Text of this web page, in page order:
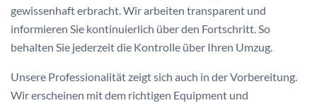
gewissenhaft erbracht. Wir arbeiten transparent und
informieren Sie kontinuierlich über den Fortschritt. So
behalten Sie jederzeit die Kontrolle über Ihren Umzug.
Unsere Professionalität zeigt sich auch in der Vorbereitung.
Wir erscheinen mit dem richtigen Equipment und